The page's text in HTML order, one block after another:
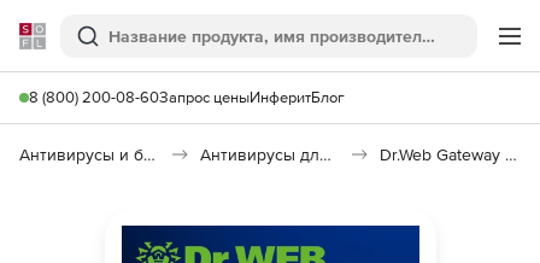
Softline
Поиск
8 (800) 200-08-60Запрос ценыИнферитБлог
Антивирусы и безопасность Антивирусы для организаций Dr.Web Gateway Security Suite